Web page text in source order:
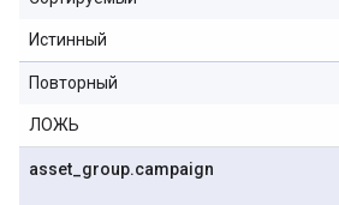
Истинный
Повторный
ЛОЖЬ
asset group.campaign